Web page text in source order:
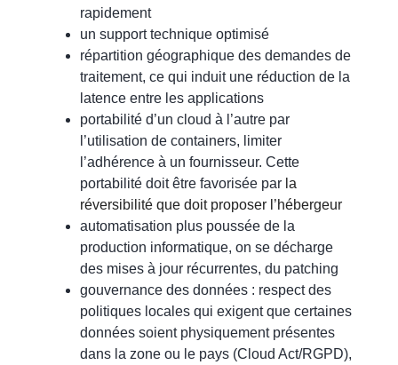
rapidement
un support technique optimisé
répartition géographique des demandes de
traitement, ce qui induit une réduction de la
latence entre les applications
portabilité d’un cloud à l’autre par
l’utilisation de containers, limiter
l’adhérence à un fournisseur. Cette
portabilité doit être favorisée par la
réversibilité que doit proposer l’hébergeur
automatisation plus poussée de la
production informatique, on se décharge
des mises à jour récurrentes, du patching
gouvernance des données : respect des
politiques locales qui exigent que certaines
données soient physiquement présentes
dans la zone ou le pays (Cloud Act/RGPD),